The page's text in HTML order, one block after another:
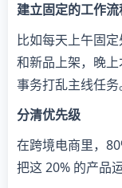
建立固定的工作流
比如每天上午固
和新品上架，晚
事务打乱主线任务
分清优先级
在跨境电商里，
把这 20% 的产品